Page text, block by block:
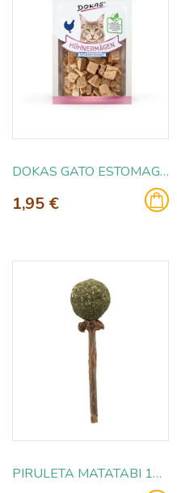
DOKAS GATO ESTOMAGOS POLLO LIOFILIZADO
1,95 €
PIRULETA MATATABI 11CM